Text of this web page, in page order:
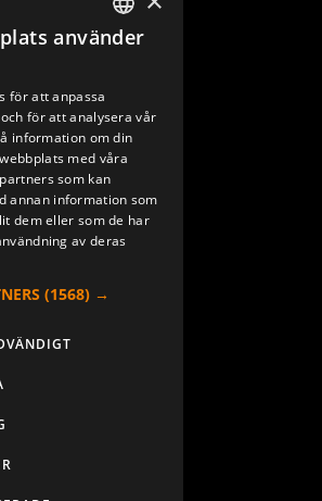
SYMBOLARK AQ80 SHIFT
949827-002
DIN
SWEDISH
DEUTSCH
använder
för att anpassa
för att analysera vår
information om din
med våra
som kan
annan information som
dem eller som de har
av deras
(1568) →